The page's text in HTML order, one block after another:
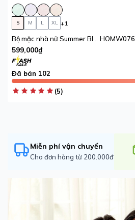
S M L XL +1
HOMW076
599,000₫
(5)
Đã bán 102
Miễn phí vận chuyển
Cho đơn hàng từ 200.000đ